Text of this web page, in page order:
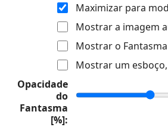
Maximizar para
Mostrar a imagem
Mostrar o
Mostrar um
Opacidade
do
Fantasma
[%]